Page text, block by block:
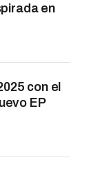
en
con el
EP